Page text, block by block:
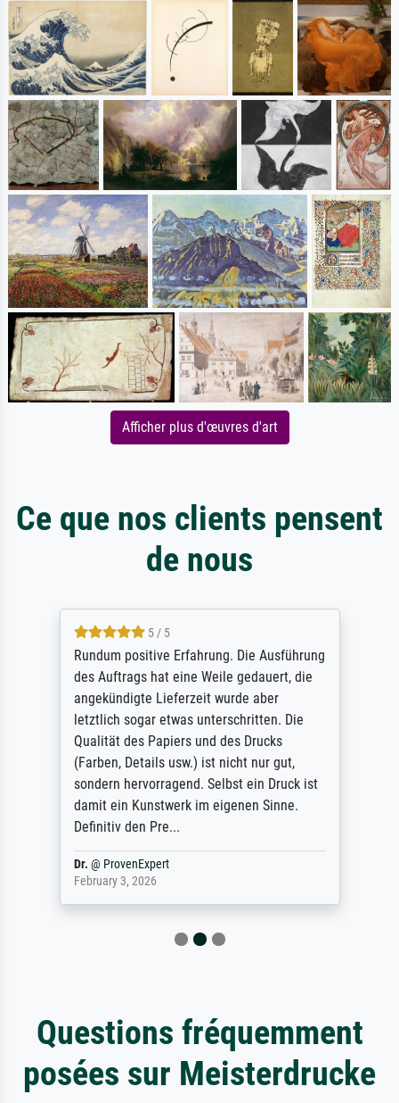
Afficher plus d'œuvres d'art
Ce que nos clients pensent
de nous
5 / 5
Rundum positive Erfahrung. Die Ausführung
des Auftrags hat eine Weile gedauert, die
angekündigte Lieferzeit wurde aber
letztlich sogar etwas unterschritten. Die
Qualität des Papiers und des Drucks
(Farben, Details usw.) ist nicht nur gut,
sondern hervorragend. Selbst ein Druck ist
damit ein Kunstwerk im eigenen Sinne.
Definitiv den Pre...
Dr. @ ProvenExpert
February 3, 2026
Questions fréquemment
posées sur Meisterdrucke